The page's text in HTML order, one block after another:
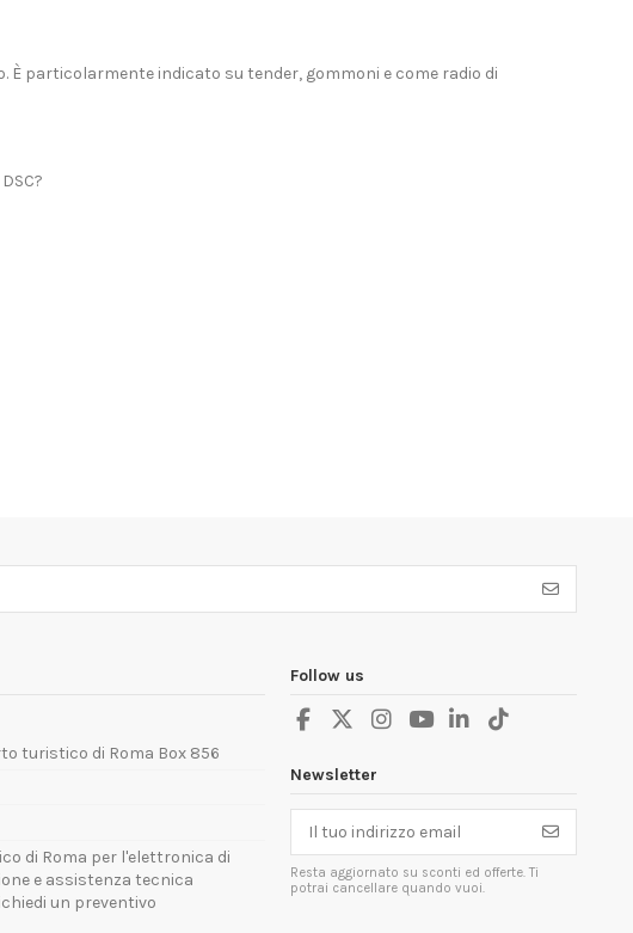
È particolarmente indicato su tender, gommoni e come radio di
turistico di Roma Box 856
di Roma per l'elettronica di
e assistenza tecnica
un preventivo
Follow us
Newsletter
Resta aggiornato su sconti ed offerte. Ti
potrai cancellare quando vuoi.